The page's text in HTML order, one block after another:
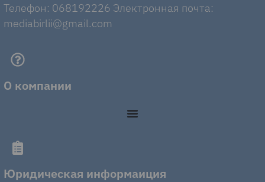
Телефон: 068192226 Электронная почта:
mediabirlii@gmail.com
О компании
Юридическая информаиция